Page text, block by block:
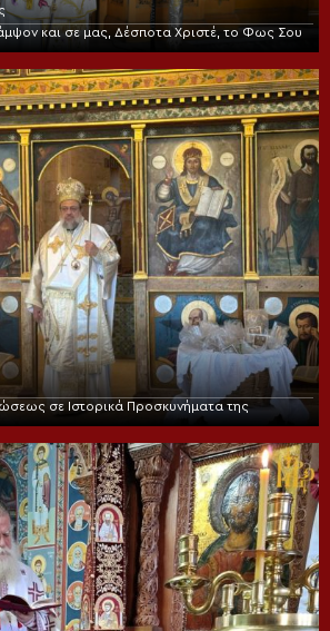
και σε μας, Δέσποτα Χριστέ, το Φως Σου
σε Ιστορικά Προσκυνήματα της